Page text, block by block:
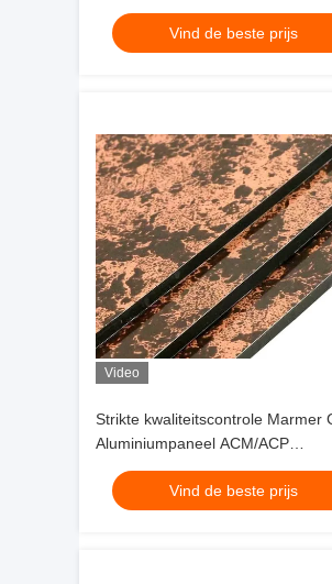
eenvoudige reiniging en
voor keukenachterwand op
Vind de beste prijs
Video
Strikte kwaliteitscontrole Marmer
Aluminiumpaneel ACM/ACP
1250*2500mm, Hoogglanzend,
brandwerend voor ondergrondse
decoratie Topkwaliteit
Vind de beste prijs